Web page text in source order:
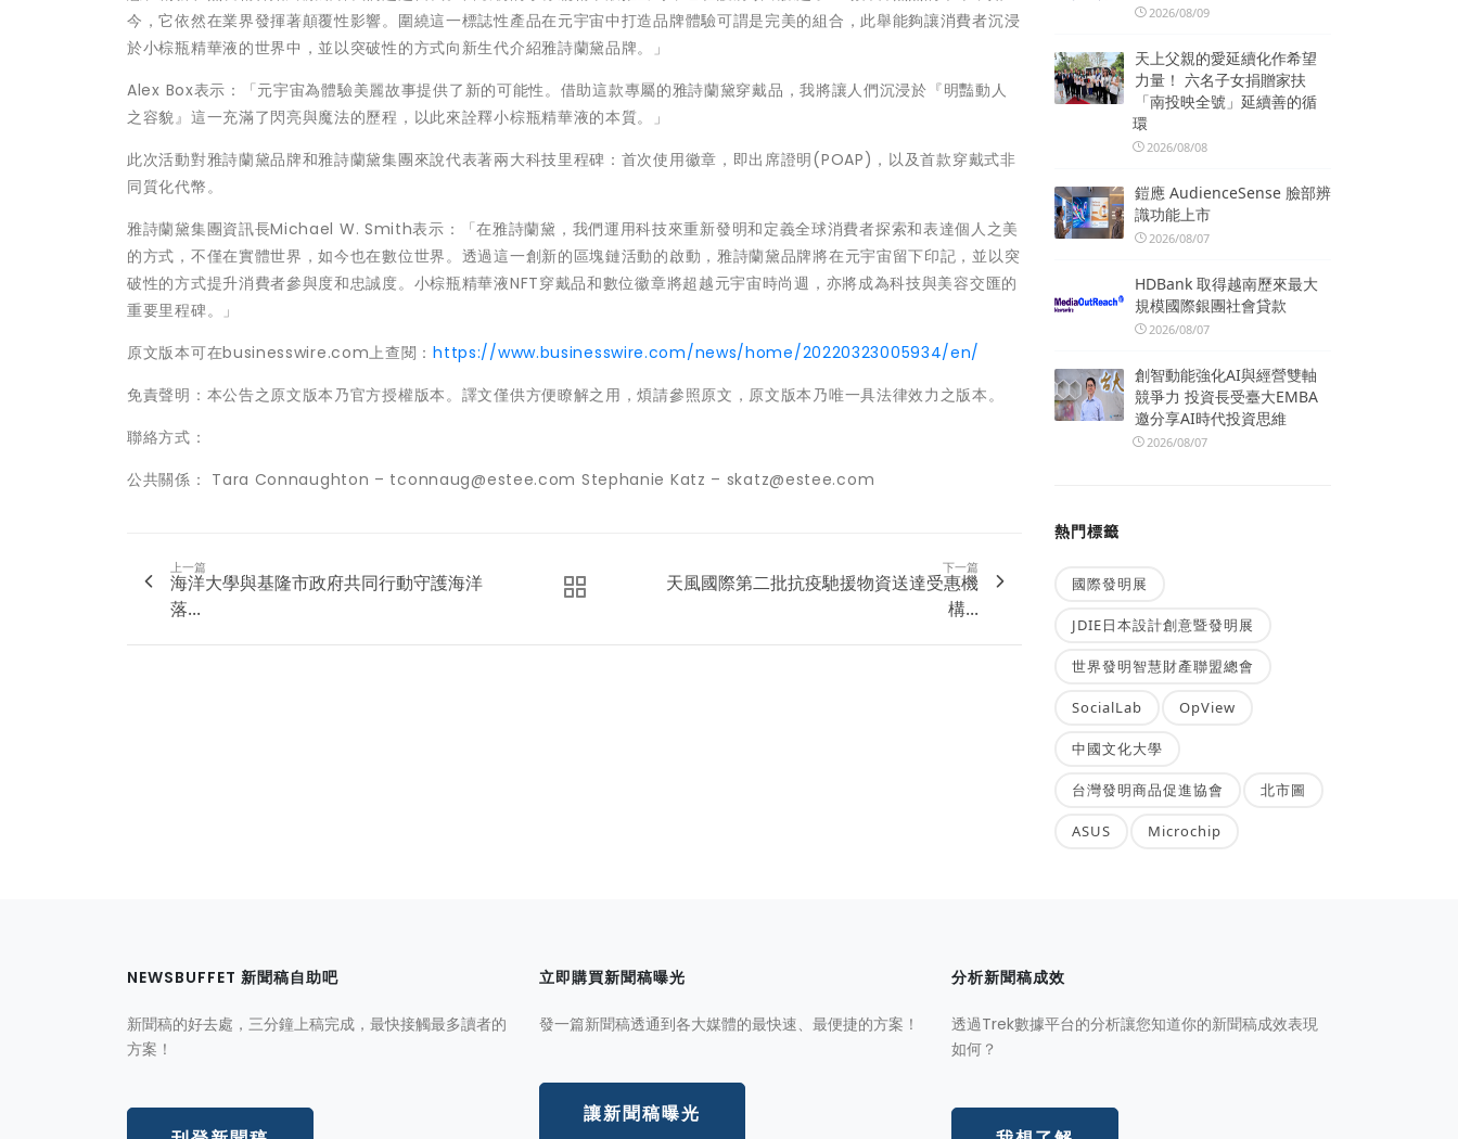
今，它依然在業界發揮著顛覆性影響。圍繞這一標誌性產品在元宇宙中打造品牌體驗可謂是完美的組合，此舉能夠讓消費者沉浸
於小棕瓶精華液的世界中，並以突破性的方式向新生代介紹雅詩蘭黛品牌。」
Alex Box表示：「元宇宙為體驗美麗故事提供了新的可能性。借助這款專屬的雅詩蘭黛穿戴品，我將讓人們沉浸於『明豔動人
之容貌』這一充滿了閃亮與魔法的歷程，以此來詮釋小棕瓶精華液的本質。」
此次活動對雅詩蘭黛品牌和雅詩蘭黛集團來說代表著兩大科技里程碑：首次使用徽章，即出席證明(POAP)，以及首款穿戴式非
同質化代幣。
雅詩蘭黛集團資訊長Michael W. Smith表示：「在雅詩蘭黛，我們運用科技來重新發明和定義全球消費者探索和表達個人之美
的方式，不僅在實體世界，如今也在數位世界。透過這一創新的區塊鏈活動的啟動，雅詩蘭黛品牌將在元宇宙留下印記，並以突
破性的方式提升消費者參與度和忠誠度。小棕瓶精華液NFT穿戴品和數位徽章將超越元宇宙時尚週，亦將成為科技與美容交匯的
重要里程碑。」
原文版本可在businesswire.com上查閱：https://www.businesswire.com/news/home/20220323005934/en/
免責聲明：本公告之原文版本乃官方授權版本。譯文僅供方便瞭解之用，煩請參照原文，原文版本乃唯一具法律效力之版本。
聯絡方式：
公共關係： Tara Connaughton – tconnaug@estee.com Stephanie Katz – skatz@estee.com
上一篇
海洋大學與基隆市政府共同行動守護海洋
落...
下一篇
天風國際第二批抗疫馳援物資送達受惠機
構...
2026/08/09
天上父親的愛延續化作希望
力量！ 六名子女捐贈家扶
「南投映全號」延續善的循
環
2026/08/08
鎧應 AudienceSense 臉部辨
識功能上市
2026/08/07
HDBank 取得越南歷來最大
規模國際銀團社會貸款
2026/08/07
創智動能強化AI與經營雙軸
競爭力 投資長受臺大EMBA
邀分享AI時代投資思維
2026/08/07
熱門標籤
國際發明展
JDIE日本設計創意暨發明展
世界發明智慧財產聯盟總會
SocialLab OpView
中國文化大學
台灣發明商品促進協會 北市圖
ASUS Microchip
NEWSBUFFET 新聞稿自助吧
新聞稿的好去處，三分鐘上稿完成，最快接觸最多讀者的
方案！
立即購買新聞稿曝光
發一篇新聞稿透通到各大媒體的最快速、最便捷的方案！
讓新聞稿曝光
分析新聞稿成效
透過Trek數據平台的分析讓您知道你的新聞稿成效表現
如何？